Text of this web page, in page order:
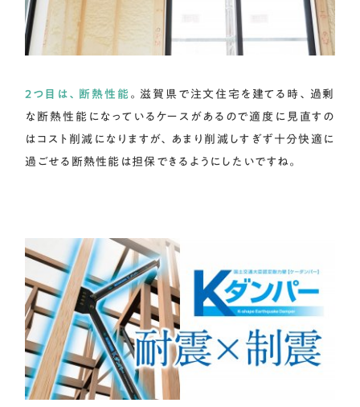
2つ目は、断熱性能 。滋賀県で注文住宅を建てる時、過剰
な断熱性能になっているケースがあるので適度に見直すの
はコスト削減になりますが、あまり削減しすぎず十分快適に
過ごせる断熱性能は担保できるようにしたいですね。